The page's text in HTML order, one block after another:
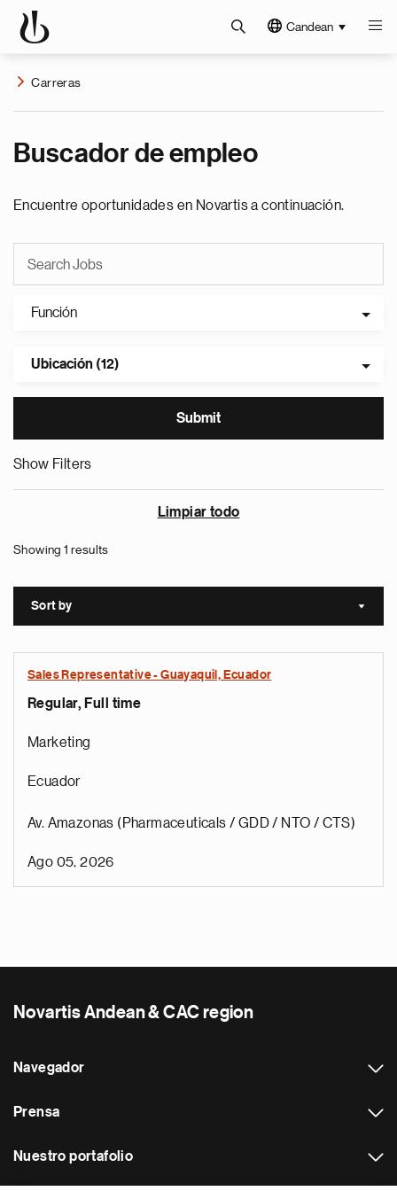
Candean
Carreras
Buscador de empleo
Encuentre oportunidades en Novartis a continuación.
Función
Ubicación (12)
Show Filters
Limpiar todo
Showing 1 results
Sort by Sort
Sales Representative - Guayaquil, Ecuador
Regular, Full time
Marketing
Ecuador
Av. Amazonas (Pharmaceuticals / GDD / NTO / CTS)
Ago 05, 2026
Novartis Andean & CAC region
Navegador
Prensa
Nuestro portafolio